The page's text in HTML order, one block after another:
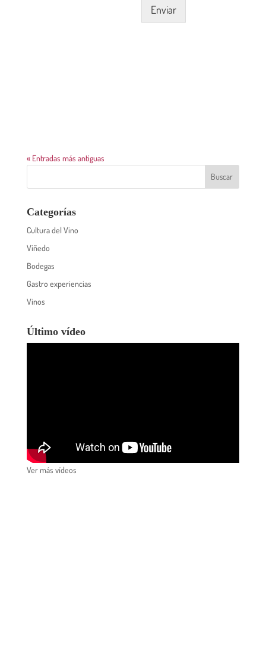
Enviar
« Entradas más antiguas
Categorías
Cultura del Vino
Viñedo
Bodegas
Gastro experiencias
Vinos
Último vídeo
Ver más vídeos